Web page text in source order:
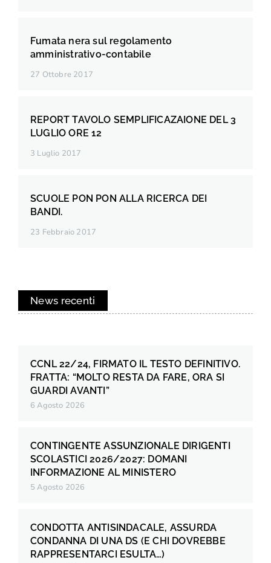
Fumata nera sul regolamento
amministrativo-contabile
27 Ottobre 2017
REPORT TAVOLO SEMPLIFICAZAIONE DEL 3
LUGLIO ORE 12
3 Luglio 2017
SCUOLE PON PON ALLA RICERCA DEI
BANDI.
23 Febbraio 2017
News recenti
CCNL 22/24, FIRMATO IL TESTO DEFINITIVO.
FRATTA: “MOLTO RESTA DA FARE, ORA SI
GUARDI AVANTI”
6 Agosto 2026
CONTINGENTE ASSUNZIONALE DIRIGENTI
SCOLASTICI 2026/2027: DOMANI
INFORMAZIONE AL MINISTERO
5 Agosto 2026
CONDOTTA ANTISINDACALE, ASSURDA
CONDANNA DI UNA DS (E CHI DOVREBBE
RAPPRESENTARCI ESULTA…)